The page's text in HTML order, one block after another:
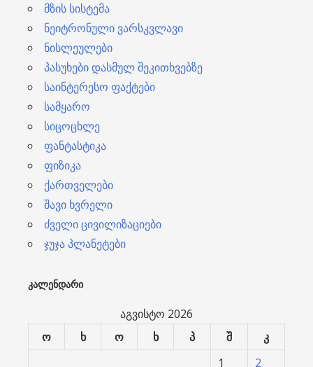
მზის სისტემა
ნეიტრონული ვარსკვლავი
ნისლეულები
პასუხები დასმულ შეკითხვებზე
საინტერესო ფაქტები
სამყარო
სიცოცხლე
ფანტასტიკა
ფიზიკა
ქართველები
შავი ხვრელი
ძველი ცივილიზაციები
ჯუჯა პლანეტები
ᲙᲐᲚᲔᲜᲓᲐᲠᲘ
აგვისტო 2026
ო
ხ ო ხ პ შ
კ
1
2